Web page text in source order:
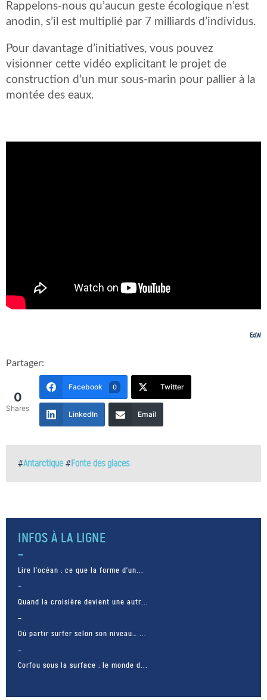
Rappelons-nous qu’aucun geste écologique n’est
anodin, s’il est multiplié par 7 milliards d’individus.
Pour davantage d’initiatives, vous pouvez
visionner cette vidéo explicitant le projet de
construction d’un mur sous-marin pour pallier à la
montée des eaux.
Ed.W
Partager:
0
Shares
Facebook 0 Twitter
LinkedIn Email
#Antarctique #Fonte des glaces
INFOS À LA LIGNE
Lire l’océan : ce que la forme d’un...
Quand la croisière devient une autr...
Où partir surfer selon son niveau… ...
Corfou sous la surface : le monde d...